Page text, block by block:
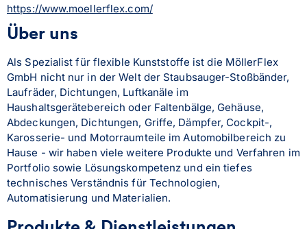
https://www.moellerflex.com/
Über uns
Als Spezialist für flexible Kunststoffe ist die MöllerFlex
GmbH nicht nur in der Welt der Staubsauger-Stoßbänder,
Laufräder, Dichtungen, Luftkanäle im
Haushaltsgerätebereich oder Faltenbälge, Gehäuse,
Abdeckungen, Dichtungen, Griffe, Dämpfer, Cockpit-,
Karosserie- und Motorraumteile im Automobilbereich zu
Hause - wir haben viele weitere Produkte und Verfahren im
Portfolio sowie Lösungskompetenz und ein tiefes
technisches Verständnis für Technologien,
Automatisierung und Materialien.